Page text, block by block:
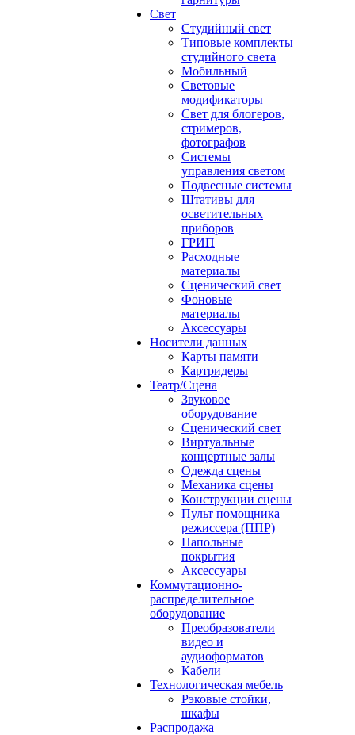
Свет
Студийный свет
Типовые комплекты
студийного света
Мобильный
Световые
модификаторы
Свет для блогеров,
стримеров,
фотографов
Системы
управления светом
Подвесные системы
Штативы для
осветительных
приборов
ГРИП
Расходные
материалы
Сценический свет
Фоновые
материалы
Аксессуары
Носители данных
Карты памяти
Картридеры
Театр/Сцена
Звуковое
оборудование
Сценический свет
Виртуальные
концертные залы
Одежда сцены
Механика сцены
Конструкции сцены
Пульт помощника
режиссера (ППР)
Напольные
покрытия
Аксессуары
Коммутационно-
распределительное
оборудование
Преобразователи
видео и
аудиоформатов
Кабели
Технологическая мебель
Рэковые стойки,
шкафы
Распродажа